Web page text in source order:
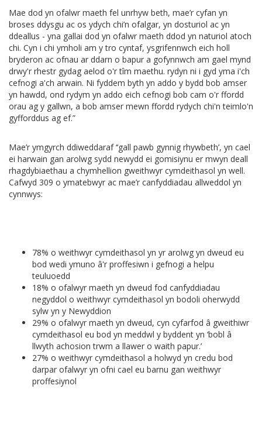
Mae dod yn ofalwr maeth fel unrhyw beth, mae’r cyfan yn
broses ddysgu ac os ydych chi’n ofalgar, yn dosturiol ac yn
ddeallus - yna gallai dod yn ofalwr maeth ddod yn naturiol atoch
chi. Cyn i chi ymholi am y tro cyntaf, ysgrifennwch eich holl
bryderon ac ofnau ar ddarn o bapur a gofynnwch am gael mynd
drwy'r rhestr gydag aelod o'r tîm maethu. rydyn ni i gyd yma i'ch
cefnogi a'ch arwain. Ni fyddem byth yn addo y bydd bob amser
yn hawdd, ond rydym yn addo eich cefnogi bob cam o'r ffordd
orau ag y gallwn, a bob amser mewn ffordd rydych chi'n teimlo'n
gyfforddus ag ef.”
Mae’r ymgyrch ddiweddaraf ‘‘gall pawb gynnig rhywbeth’, yn cael
ei harwain gan arolwg sydd newydd ei gomisiynu er mwyn deall
rhagdybiaethau a chymhellion gweithwyr cymdeithasol yn well.
Cafwyd 309 o ymatebwyr ac mae’r canfyddiadau allweddol yn
cynnwys:
78% o weithwyr cymdeithasol yn yr arolwg yn dweud eu
bod wedi ymuno â'r proffesiwn i gefnogi a helpu
teuluoedd
18% o ofalwyr maeth yn dweud fod canfyddiadau
negyddol o weithwyr cymdeithasol yn bodoli oherwydd
sylw yn y Newyddion
29% o ofalwyr maeth yn dweud, cyn cyfarfod â gweithiwr
cymdeithasol eu bod yn meddwl y byddent yn ‘bobl â
llwyth achosion trwm a llawer o waith papur.’
27% o weithwyr cymdeithasol a holwyd yn credu bod
darpar ofalwyr yn ofni cael eu barnu gan weithwyr
proffesiynol